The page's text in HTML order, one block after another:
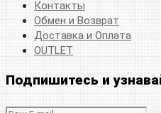
Контакты
Обмен и Возврат
Доставка и Оплата
OUTLET
Подпишитесь и